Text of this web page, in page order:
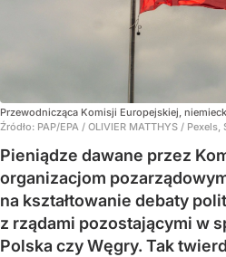
Przewodnicząca Komisji Europejskiej,
Źródło: PAP/EPA / OLIVIER MATTHYS / Pexels,
Pieniądze dawane przez
organizacjom
na kształtowanie debaty
z rządami pozostającymi w
Polska czy Węgry. Tak